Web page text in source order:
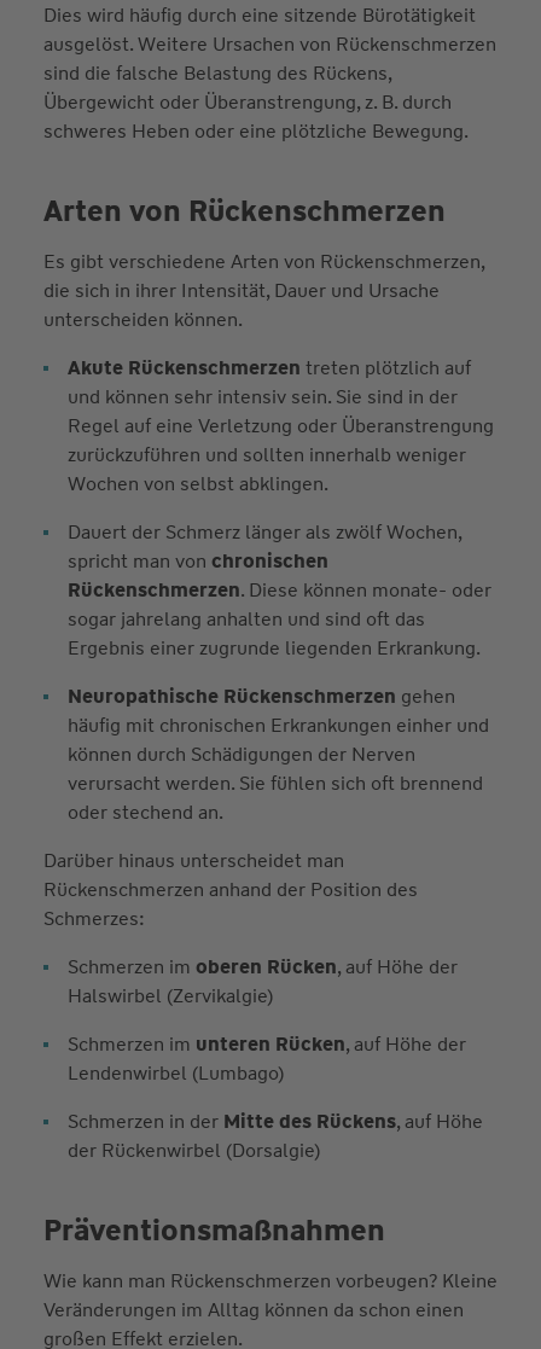
Dies wird häufig durch eine sitzende Bürotätigkeit
ausgelöst. Weitere Ursachen von Rückenschmerzen
sind die falsche Belastung des Rückens,
Übergewicht oder Überanstrengung, z. B. durch
schweres Heben oder eine plötzliche Bewegung.
Arten von Rückenschmerzen
Es gibt verschiedene Arten von Rückenschmerzen,
die sich in ihrer Intensität, Dauer und Ursache
unterscheiden können.
Akute Rückenschmerzen treten plötzlich auf
und können sehr intensiv sein. Sie sind in der
Regel auf eine Verletzung oder Überanstrengung
zurückzuführen und sollten innerhalb weniger
Wochen von selbst abklingen.
Dauert der Schmerz länger als zwölf Wochen,
spricht man von chronischen
Rückenschmerzen. Diese können monate- oder
sogar jahrelang anhalten und sind oft das
Ergebnis einer zugrunde liegenden Erkrankung.
Neuropathische Rückenschmerzen gehen
häufig mit chronischen Erkrankungen einher und
können durch Schädigungen der Nerven
verursacht werden. Sie fühlen sich oft brennend
oder stechend an.
Darüber hinaus unterscheidet man
Rückenschmerzen anhand der Position des
Schmerzes:
Schmerzen im oberen Rücken, auf Höhe der
Halswirbel (Zervikalgie)
Schmerzen im unteren Rücken, auf Höhe der
Lendenwirbel (Lumbago)
Schmerzen in der Mitte des Rückens, auf Höhe
der Rückenwirbel (Dorsalgie)
Präventionsmaßnahmen
Wie kann man Rückenschmerzen vorbeugen? Kleine
Veränderungen im Alltag können da schon einen
großen Effekt erzielen.